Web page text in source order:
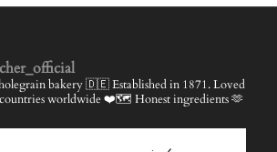
bakery 🇩🇪Established in 1871.Loved
worldwide ❤️🗺️ Honest ingredients 🫶